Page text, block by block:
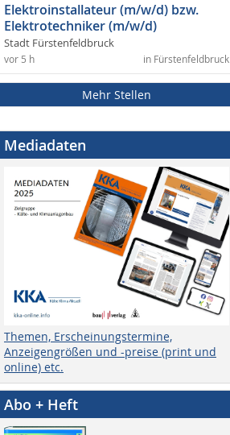
Elektroinstallateur (m/w/d) bzw.
Elektrotechniker (m/w/d)
Stadt Fürstenfeldbruck
in Fürstenfeldbruck
vor 5 h
Mehr Stellen
Mediadaten
Themen, Erscheinungstermine,
Anzeigengrößen und -preise (print und
online) etc.
Abo + Heft